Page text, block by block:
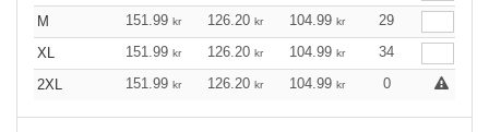
M
151.99 kr 126.20 kr 104.99 kr
29
XL
151.99 kr 126.20 kr 104.99 kr
34
2XL
151.99 kr 126.20 kr 104.99 kr 0